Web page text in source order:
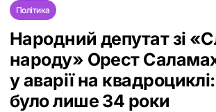
Політика
Народний депутат зі
народу‎» Орест
у аварії на
було лише 34 роки